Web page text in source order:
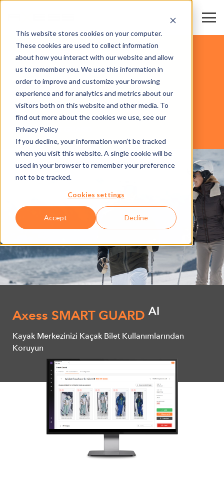
This website stores cookies on your computer.
These cookies are used to collect information
about how you interact with our website and allow
us to remember you. We use this information in
order to improve and customize your browsing
experience and for analytics and metrics about our
visitors both on this website and other media. To
find out more about the cookies we use, see our
Privacy Policy
If you decline, your information won’t be tracked
when you visit this website. A single cookie will be
used in your browser to remember your preference
not to be tracked.
Cookies settings
Accept Decline
AXESS SMART GUARD
YAZILIM
KAYAK MERKEZLERİ & TELEFERİKLER
Axess SMART GUARD AI
Kayak Merkezinizi Kaçak Bilet Kullanımlarından
Koruyun